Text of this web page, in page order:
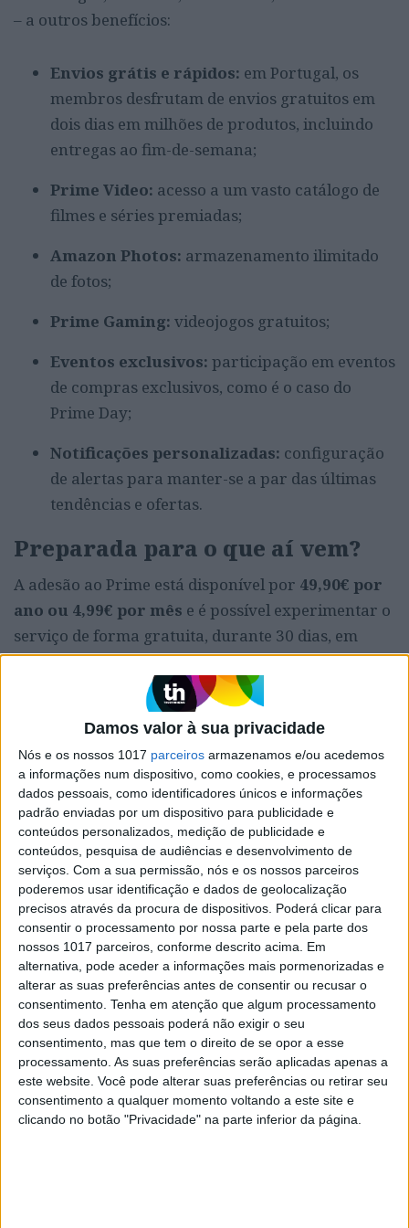
Damos valor à sua privacidade
Nós e os nossos 1017 parceiros armazenamos e/ou acedemos
a informações num dispositivo, como cookies, e processamos
dados pessoais, como identificadores únicos e informações
padrão enviadas por um dispositivo para publicidade e
conteúdos personalizados, medição de publicidade e
conteúdos, pesquisa de audiências e desenvolvimento de
serviços. Com a sua permissão, nós e os nossos parceiros
poderemos usar identificação e dados de geolocalização
precisos através da procura de dispositivos. Poderá clicar para
consentir o processamento por nossa parte e pela parte dos
nossos 1017 parceiros, conforme descrito acima. Em
alternativa, pode aceder a informações mais pormenorizadas e
alterar as suas preferências antes de consentir ou recusar o
consentimento. Tenha em atenção que algum processamento
dos seus dados pessoais poderá não exigir o seu
consentimento, mas que tem o direito de se opor a esse
processamento. As suas preferências serão aplicadas apenas a
este website. Você pode alterar suas preferências ou retirar seu
consentimento a qualquer momento voltando a este site e
clicando no botão "Privacidade" na parte inferior da página.
– a outros benefícios:
Envios grátis e rápidos: em Portugal, os
membros desfrutam de envios gratuitos em
dois dias em milhões de produtos, incluindo
entregas ao fim-de-semana;
Prime Video: acesso a um vasto catálogo de
filmes e séries premiadas;
Amazon Photos: armazenamento ilimitado
de fotos;
Prime Gaming: videojogos gratuitos;
Eventos exclusivos: participação em eventos
de compras exclusivos, como é o caso do
Prime Day;
Notificações personalizadas: configuração
de alertas para manter-se a par das últimas
tendências e ofertas.
Preparada para o que aí vem?
A adesão ao Prime está disponível por 49,90€ por
ano ou 4,99€ por mês e é possível experimentar o
serviço de forma gratuita, durante 30 dias, em
amazon.es/prime.
Por agora, é preparar-se para os dois dias de
ofertas com descontos do Prime Day da
Amazon que estão já aí e poupar nas suas
compras.
PALAVRAS-CHAVE
compras online descontos
MAIS NO PORTAL